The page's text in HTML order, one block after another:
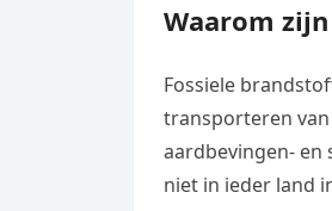
Waarom
Fossiele
transporteren
aardbevingen- en
niet in ieder land